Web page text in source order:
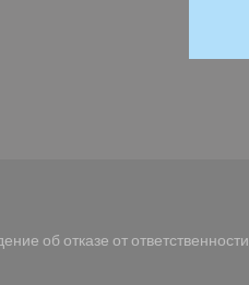
об отказе от ответственности
((открывается в новом